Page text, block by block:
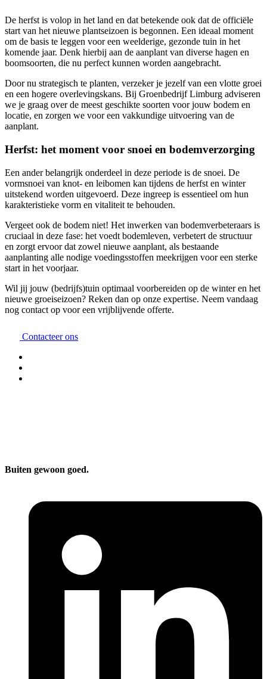
De herfst is volop in het land en dat betekende ook dat de officiële
start van het nieuwe plantseizoen is begonnen. Een ideaal moment
om de basis te leggen voor een weelderige, gezonde tuin in het
komende jaar. Denk hierbij aan de aanplant van diverse hagen en
boomsoorten, die nu perfect kunnen worden aangebracht.
Door nu strategisch te planten, verzeker je jezelf van een vlotte groei
en een hogere overlevingskans. Bij Groenbedrijf Limburg adviseren
we je graag over de meest geschikte soorten voor jouw bodem en
locatie, en zorgen we voor een vakkundige uitvoering van de
aanplant.
Herfst: het moment voor snoei en bodemverzorging
Een ander belangrijk onderdeel in deze periode is de snoei. De
vormsnoei van knot- en leibomen kan tijdens de herfst en winter
uitstekend worden uitgevoerd. Deze ingreep is essentieel om hun
karakteristieke vorm en vitaliteit te behouden.
Vergeet ook de bodem niet! Het inwerken van bodemverbeteraars is
cruciaal in deze fase: het voedt bodemleven, verbetert de structuur
en zorgt ervoor dat zowel nieuwe aanplant, als bestaande
aanplanting alle nodige voedingsstoffen meekrijgen voor een sterke
start in het voorjaar.
Wil jij jouw (bedrijfs)tuin optimaal voorbereiden op de winter en het
nieuwe groeiseizoen? Reken dan op onze expertise. Neem vandaag
nog contact op voor een vrijblijvende offerte.
Contacteer ons
Buiten gewoon goed.